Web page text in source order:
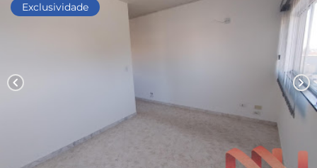
Exclusividade
chevron_left chevron_right